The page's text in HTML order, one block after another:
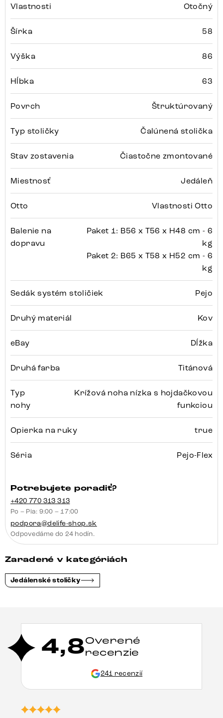
Vlastnosti Otočný
Šírka 58
Výška 86
Hĺbka 63
Povrch Štruktúrovaný
Typ stoličky Čalúnená stolička
Stav zostavenia Čiastočne zmontované
Miestnosť Jedáleň
Otto Vlastnosti Otto
Balenie na
dopravu
Paket 1: B56 x T56 x H48 cm - 6
kg
Paket 2: B65 x T58 x H52 cm - 6
kg
Sedák systém stoličiek Pejo
Druhý materiál Kov
eBay Dĺžka
Druhá farba Titánová
Typ
nohy
Krížová noha nízka s hojdačkovou
funkciou
Opierka na ruky true
Séria Pejo-Flex
Potrebujete poradiť?
+420 770 313 313
Po – Pia: 9:00 – 17:00
podpora@delife-shop.sk
Odpovedáme do 24 hodín.
Zaradené v kategóriách
Jedálenské stoličky
4,8Overené
recenzie
241 recenzií